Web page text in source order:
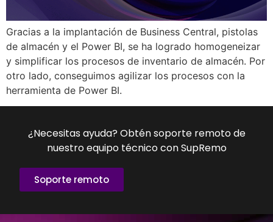
Gracias a la implantación de Business Central, pistolas
de almacén y el Power BI, se ha logrado homogeneizar
y simplificar los procesos de inventario de almacén. Por
otro lado, conseguimos agilizar los procesos con la
herramienta de Power BI.
¿Necesitas ayuda? Obtén soporte remoto de
nuestro equipo técnico con SupRemo
Soporte remoto